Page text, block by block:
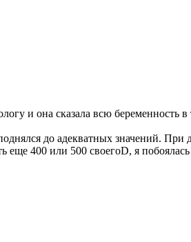
и она сказала всю беременность
до адекватных значений. При
400 или 500 своегоD, я